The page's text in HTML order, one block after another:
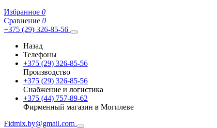
Избранное 0
Сравнение 0
+375 (29) 326-85-56
Назад
Телефоны
+375 (29) 326-85-56
Производство
+375 (29) 326-85-56
Снабжение и логистика
+375 (44) 757-89-62
Фирменный магазин в Могилеве
Fidmix.by@gmail.com